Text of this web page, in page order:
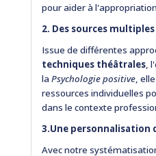
pour aider à
2. Des sources multiples
Issue de différentes
techniques théâtrales,
la Psychologie positive,
ressources individuelles
dans le contexte
3.Une personnalisation
Avec notre